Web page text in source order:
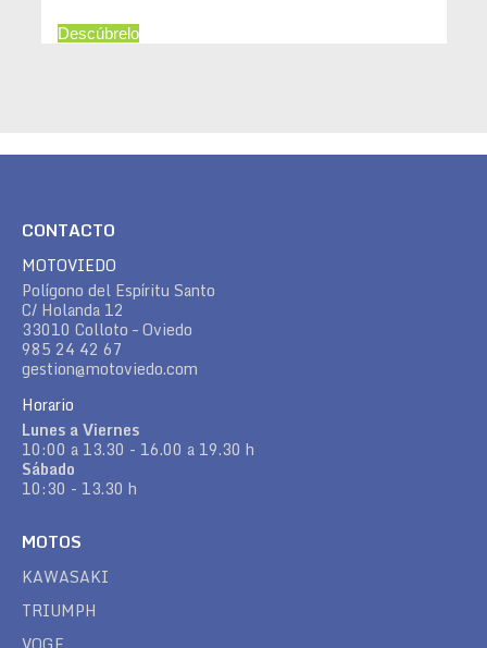
Descúbrelo
CONTACTO
MOTOVIEDO
Polígono del Espíritu Santo
C/ Holanda 12
33010 Colloto – Oviedo
985 24 42 67
gestion@motoviedo.com
Horario
Lunes a Viernes
10:00 a 13.30 - 16.00 a 19.30 h
Sábado
10:30 - 13.30 h
MOTOS
KAWASAKI
TRIUMPH